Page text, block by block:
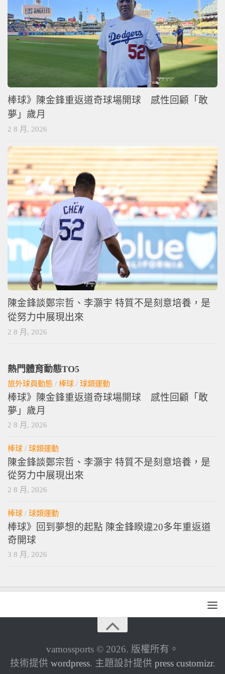
棒球》陳金鋒重返道奇球場開球 感性回顧「敢
夢」歲月
2 8 月, 2026
陳金鋒談鄭宗哲、李灝宇 特質不是刻意培養，是
從努力中展現出來
2 8 月, 2026
熱門體育動態TO5
旅外球員動態 / 棒球 / 球類運動
棒球》陳金鋒重返道奇球場開球 感性回顧「敢
夢」歲月
2 8 月, 2026
棒球 / 球類運動
陳金鋒談鄭宗哲、李灝宇 特質不是刻意培養，是
從努力中展現出來
2 8 月, 2026
棒球 / 球類運動
棒球》回到夢想的起點 陳金鋒睽違20多年重返道
奇開球
3 8 月, 2026
vamossports © 2026. 版權所有。
技術提供 wordpress. 主題設計提供 press customizr.